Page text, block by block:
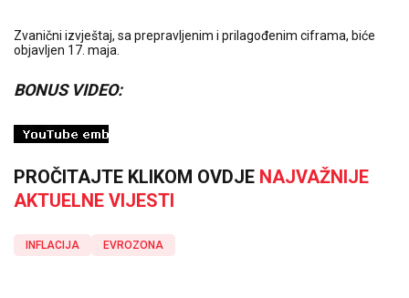
Zvanični izvještaj, sa prepravljenim i prilagođenim ciframa, biće
objavljen 17. maja.
BONUS VIDEO:
PROČITAJTE KLIKOM OVDJE NAJVAŽNIJE
AKTUELNE VIJESTI
INFLACIJA EVROZONA